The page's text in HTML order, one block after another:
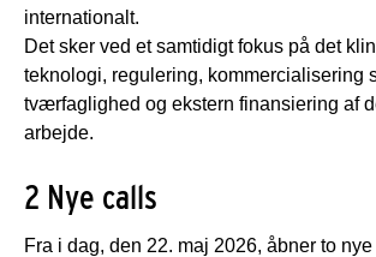
internationalt.
Det sker ved et samtidigt fokus på det
teknologi, regulering, kommercialisering
tværfaglighed og ekstern finansiering af
arbejde.
2 Nye calls
Fra i dag, den 22. maj 2026, åbner to nye